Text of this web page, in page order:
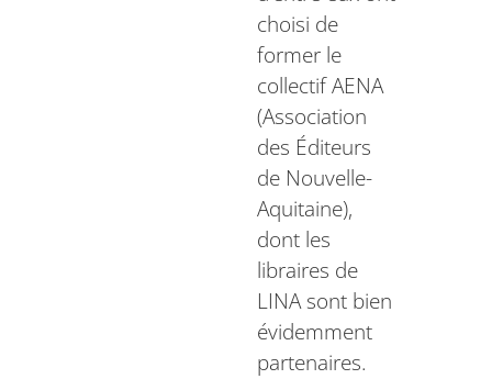
choisi de
former le
collectif AENA
(Association
des Éditeurs
de Nouvelle-
Aquitaine),
dont les
libraires de
LINA sont bien
évidemment
partenaires.